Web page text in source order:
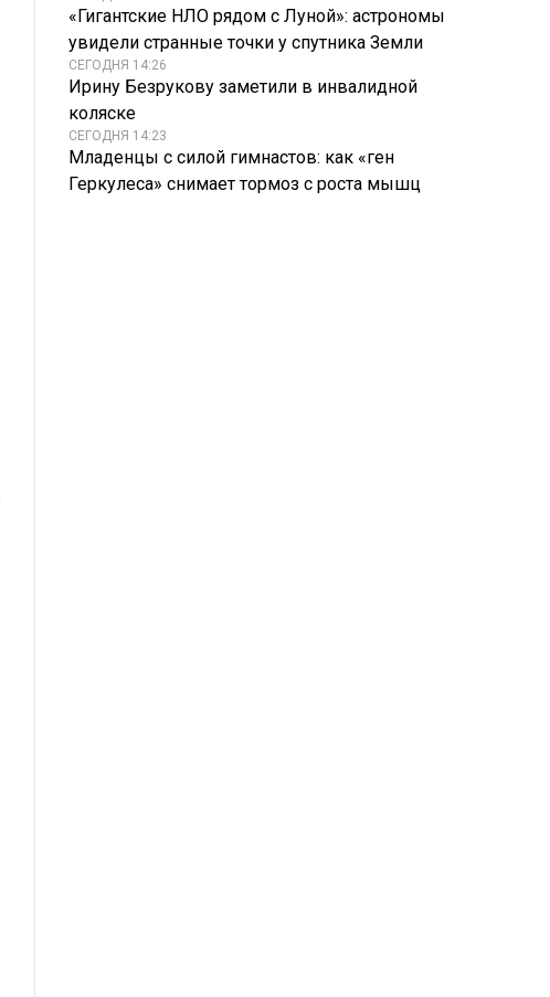
«Гигантские НЛО рядом с Луной»: астрономы
увидели странные точки у спутника Земли
СЕГОДНЯ 14:26
Ирину Безрукову заметили в инвалидной
коляске
СЕГОДНЯ 14:23
Младенцы с силой гимнастов: как «ген
Геркулеса» снимает тормоз с роста мышц